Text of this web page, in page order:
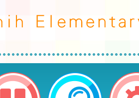
計者：徐嘉裕